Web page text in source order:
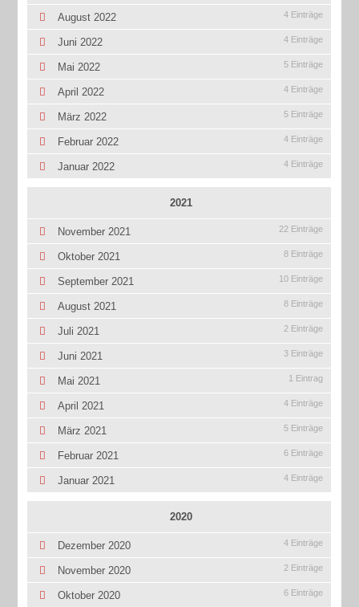
August 2022 4 Einträge
Juni 2022 4 Einträge
Mai 2022 5 Einträge
April 2022 4 Einträge
März 2022 5 Einträge
Februar 2022 4 Einträge
Januar 2022 4 Einträge
2021
November 2021 22 Einträge
Oktober 2021 8 Einträge
September 2021 10 Einträge
August 2021 8 Einträge
Juli 2021 2 Einträge
Juni 2021 3 Einträge
Mai 2021 1 Eintrag
April 2021 4 Einträge
März 2021 5 Einträge
Februar 2021 6 Einträge
Januar 2021 4 Einträge
2020
Dezember 2020 4 Einträge
November 2020 2 Einträge
Oktober 2020 6 Einträge